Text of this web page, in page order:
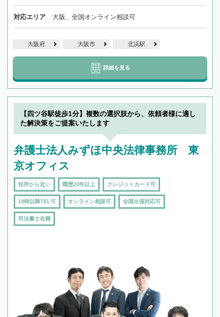
対応エリア 大阪、全国オンライン相談可
大阪府 大阪市 北浜駅
詳細を見る
【四ツ谷駅徒歩1分】複数の選択肢から、依頼者様に適し
た解決策をご提案いたします
弁護士法人みずほ中央法律事務所 東
京オフィス
役所から近い 職歴20年以上 クレジットカード可
19時以降TEL可 オンライン相談可 全国出張対応可
司法書士在籍